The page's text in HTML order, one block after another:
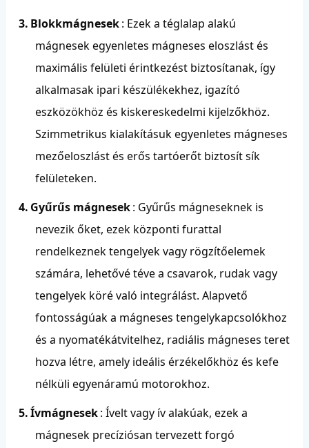
3. Blokkmágnesek: Ezek a téglalap alakú
mágnesek egyenletes mágneses eloszlást és
maximális felületi érintkezést biztosítanak, így
alkalmasak ipari készülékekhez, igazító
eszközökhöz és kiskereskedelmi kijelzőkhöz.
Szimmetrikus kialakításuk egyenletes mágneses
mezőeloszlást és erős tartóerőt biztosít sík
felületeken.
4. Gyűrűs mágnesek: Gyűrűs mágneseknek is
nevezik őket, ezek központi furattal
rendelkeznek tengelyek vagy rögzítőelemek
számára, lehetővé téve a csavarok, rudak vagy
tengelyek köré való integrálást. Alapvető
fontosságúak a mágneses tengelykapcsolókhoz
és a nyomatékátvitelhez, radiális mágneses teret
hozva létre, amely ideális érzékelőkhöz és kefe
nélküli egyenáramú motorokhoz.
5.Ívmágnesek: Ívelt vagy ív alakúak, ezek a
mágnesek precíziósan tervezett forgó